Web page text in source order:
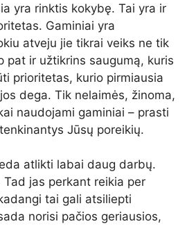
yra rinktis kokybę. Tai yra ir
Gaminiai yra
atveju jie tikrai veiks ne tik
pat ir užtikrins saugumą, kuris
prioritetas, kurio pirmiausia
dega. Tik nelaimės, žinoma,
naudojami gaminiai – prasti
Jūsų poreikių.
atlikti labai daug darbų.
jas perkant reikia per
tai gali atsiliepti
norisi pačios geriausios,